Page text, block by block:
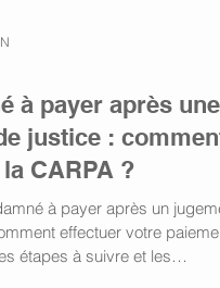
à payer après une
justice : comment
CARPA ?
à payer après un
effectuer votre
étapes à suivre et les